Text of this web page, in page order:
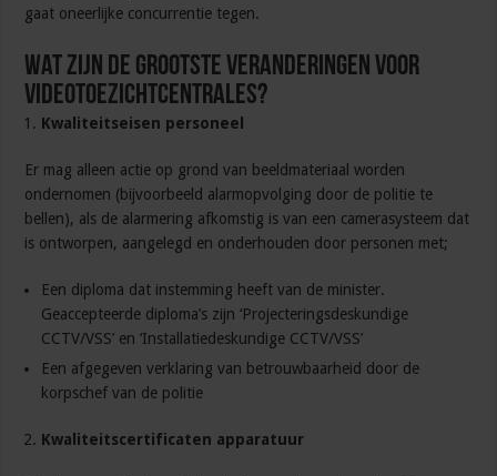
gaat oneerlijke concurrentie tegen.
Wat zijn de grootste veranderingen voor
videotoezichtcentrales?
Kwaliteitseisen personeel
Er mag alleen actie op grond van beeldmateriaal worden
ondernomen (bijvoorbeeld alarmopvolging door de politie te
bellen), als de alarmering afkomstig is van een camerasysteem dat
is ontworpen, aangelegd en onderhouden door personen met;
Een diploma dat instemming heeft van de minister.
Geaccepteerde diploma’s zijn ‘Projecteringsdeskundige
CCTV/VSS’ en ‘Installatiedeskundige CCTV/VSS’
Een afgegeven verklaring van betrouwbaarheid door de
korpschef van de politie
Kwaliteitscertificaten apparatuur